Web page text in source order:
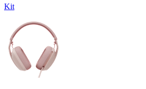
Kit